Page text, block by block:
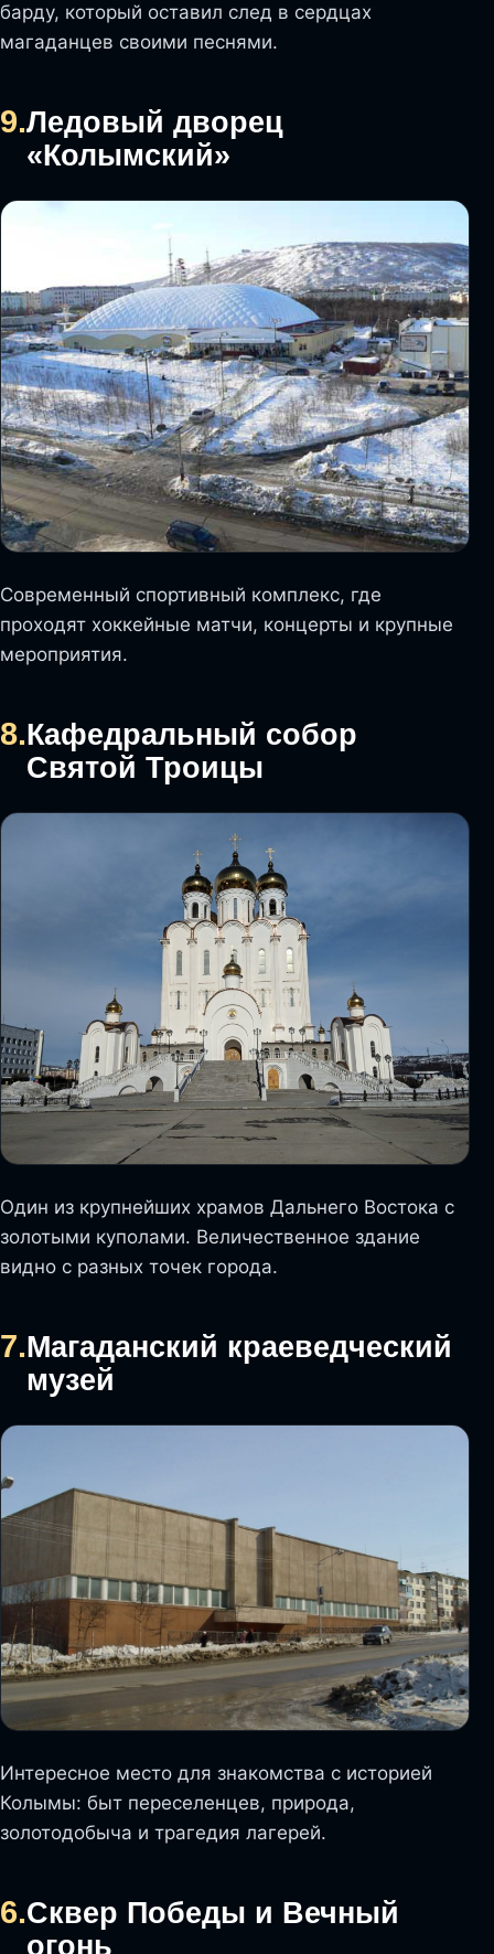
барду, который оставил след в сердцах
магаданцев своими песнями.
9.Ледовый дворец
«Колымский»
Современный спортивный комплекс, где
проходят хоккейные матчи, концерты и крупные
мероприятия.
8.Кафедральный собор
Святой Троицы
Один из крупнейших храмов Дальнего Востока с
золотыми куполами. Величественное здание
видно с разных точек города.
7.Магаданский краеведческий
музей
Интересное место для знакомства с историей
Колымы: быт переселенцев, природа,
золотодобыча и трагедия лагерей.
6.Сквер Победы и Вечный
огонь